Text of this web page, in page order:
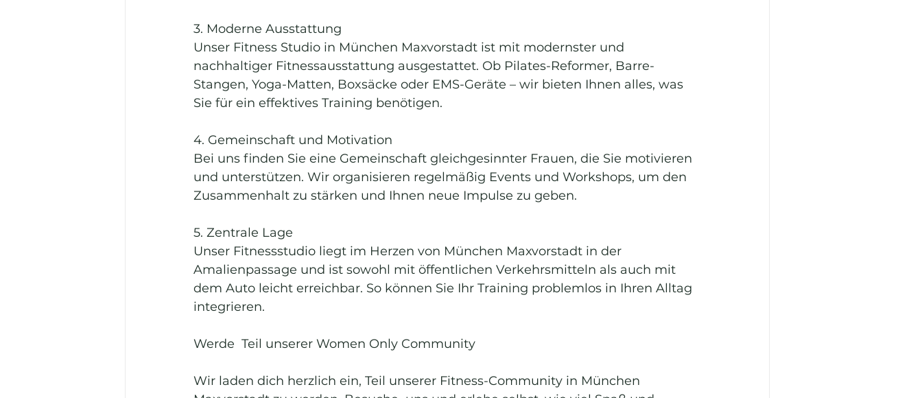
3. Moderne Ausstattung
Unser Fitness Studio in München Maxvorstadt ist mit modernster und
nachhaltiger Fitnessausstattung ausgestattet. Ob Pilates-Reformer, Barre-
Stangen, Yoga-Matten, Boxsäcke oder EMS-Geräte – wir bieten Ihnen alles, was
Sie für ein effektives Training benötigen.
4. Gemeinschaft und Motivation
Bei uns finden Sie eine Gemeinschaft gleichgesinnter Frauen, die Sie motivieren
und unterstützen. Wir organisieren regelmäßig Events und Workshops, um den
Zusammenhalt zu stärken und Ihnen neue Impulse zu geben.
5. Zentrale Lage
Unser Fitnessstudio liegt im Herzen von München Maxvorstadt in der
Amalienpassage und ist sowohl mit öffentlichen Verkehrsmitteln als auch mit
dem Auto leicht erreichbar. So können Sie Ihr Training problemlos in Ihren Alltag
integrieren.
Werde  Teil unserer Women Only Community
Wir laden dich herzlich ein, Teil unserer Fitness-Community in München